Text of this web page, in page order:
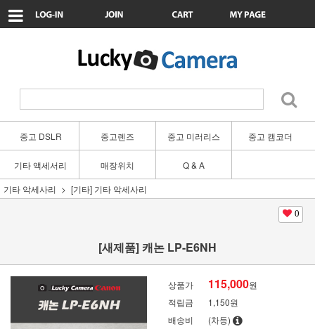
중고 DSLR 중고렌즈 중고 미러리스 중고 캠코더
기타 액세서리 매장위치
Q & A
기타 악세사리
[기타] 기타 악세사리
0
[새제품] 캐논 LP-E6NH
상품가 115,000원
적립금
1,150원
배송비
(차등)